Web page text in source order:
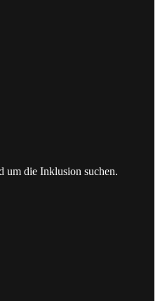
um die Inklusion suchen.